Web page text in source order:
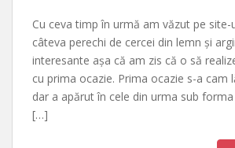
Cu ceva timp în urmă am văzut pe site-
câteva perechi de cercei din lemn și
interesante așa că am zis că o să
cu prima ocazie. Prima ocazie s-a cam
dar a apărut în cele din urma sub
[…]